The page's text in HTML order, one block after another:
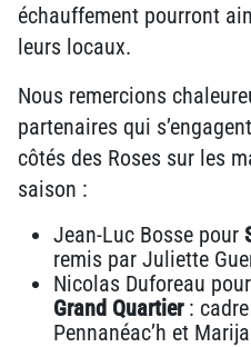
échauffement pourront
leurs locaux.
Nous remercions
partenaires qui
côtés des Roses sur les
saison :
Jean-Luc Bosse pour
remis par Juliette
Nicolas Duforeau
Grand Quartier: cadre
Pennanéac’h et